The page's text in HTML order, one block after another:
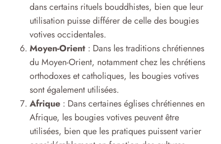
dans certains rituels bouddhistes, bien que leur
utilisation puisse différer de celle des bougies
votives occidentales.
Moyen-Orient : Dans les traditions chrétiennes
du Moyen-Orient, notamment chez les chrétiens
orthodoxes et catholiques, les bougies votives
sont également utilisées.
Afrique : Dans certaines églises chrétiennes en
Afrique, les bougies votives peuvent être
utilisées, bien que les pratiques puissent varier